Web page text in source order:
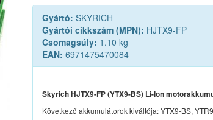
Gyártó: SKYRICH
Gyártói cikkszám (MPN): HJTX9-FP
Csomagsúly: 1.10 kg
EAN: 6971475470084
Skyrich HJTX9-FP (YTX9-BS) Li-Ion
Következő akkumulátorok kiváltója: YTX9-BS,